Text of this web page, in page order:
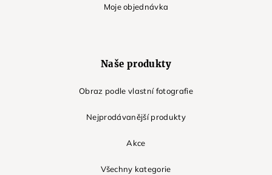
Moje objednávka
Naše produkty
Obraz podle vlastní fotografie
Nejprodávanější produkty
Akce
Všechny kategorie